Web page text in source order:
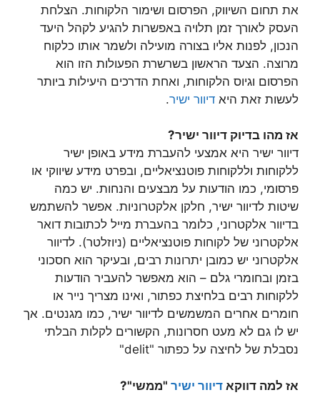
את תחום השיווק, הפרסום ושימור הלקוחות. הצלחת
העסק לאורך זמן תלויה באפשרות להגיע לקהל היעד
הנכון, לפנות אליו בצורה מועילה ולשמר אותו כלקוח
מרוצה. הצעד הראשון בשרשרת הפעולות הזו הוא
הפרסום וגיוס הלקוחות, ואחת הדרכים היעילות ביותר
לעשות זאת היא דיוור ישיר.
אז מהו בדיוק דיוור ישיר?
דיוור ישיר היא אמצעי להעברת מידע באופן ישיר
ללקוחות וללקוחות פוטנציאליים, ובפרט מידע שיווקי או
פרסומי, כמו הודעות על מבצעים והנחות. יש כמה
שיטות לדיוור ישיר, חלקן אלקטרוניות. אפשר להשתמש
בדיוור אלקטרוני, כלומר בהעברת מייל לכתובות דואר
אלקטרוני של לקוחות פוטנציאליים (ניוזלטר). לדיוור
אלקטרוני יש כמובן יתרונות רבים, ובעיקר הוא חסכוני
בזמן ובחומרי גלם – הוא מאפשר להעביר הודעות
ללקוחות רבים בלחיצת כפתור, ואינו מצריך נייר או
חומרים אחרים המשמשים לדיוור ישיר, כמו מגנטים. אך
יש לו גם לא מעט חסרונות, הקשורים לקלות הבלתי
נסבלת של לחיצה על כפתור "delit"
אז למה דווקא דיוור ישיר "ממשי"?